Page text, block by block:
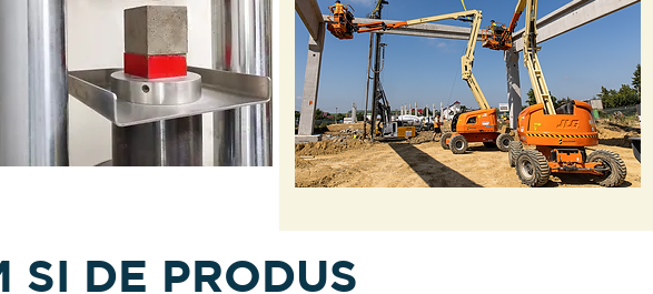
ȘI DE PRODUS